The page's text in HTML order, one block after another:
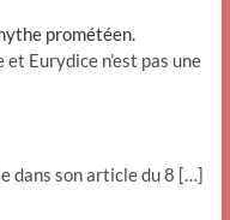
prométéen.
et Eurydice n’est pas une
dans son article du 8 […]